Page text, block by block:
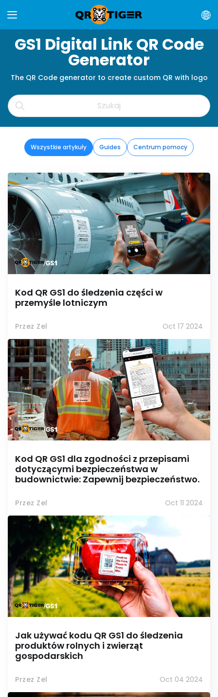
GS1 Digital Link QR Code
Generator
The QR Code generator to create custom QR with logo
Wszystkie artykuły Guides Centrum pomocy
Kod QR GS1 do śledzenia części w
przemyśle lotniczym
Przez Zel Oct 17 2024
Kod QR GS1 dla zgodności z przepisami
dotyczącymi bezpieczeństwa w
budownictwie: Zapewnij bezpieczeństwo.
Przez Zel Oct 11 2024
Jak używać kodu QR GS1 do śledzenia
produktów rolnych i zwierząt
gospodarskich
Przez Zel Oct 04 2024